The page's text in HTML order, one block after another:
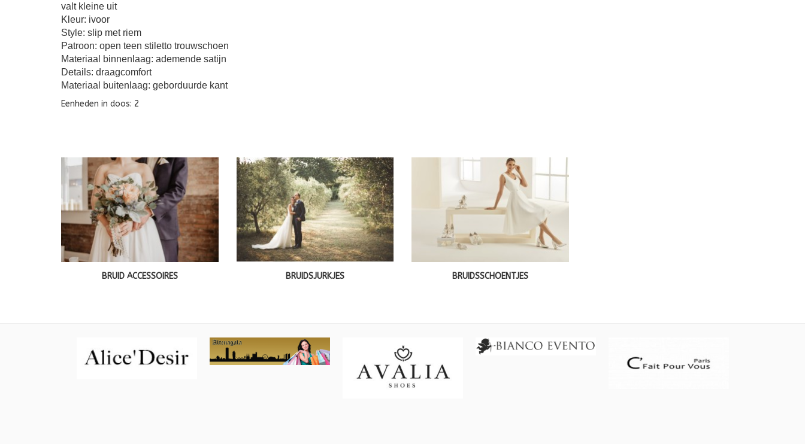
valt kleine uit
Kleur: ivoor
Style: slip met riem
Patroon: open teen stiletto trouwschoen
Materiaal binnenlaag: ademende satijn
Details: draagcomfort
Materiaal buitenlaag: geborduurde kant
Eenheden in doos: 2
BRUID ACCESSOIRES BRUIDSJURKJES BRUIDSSCHOENTJES